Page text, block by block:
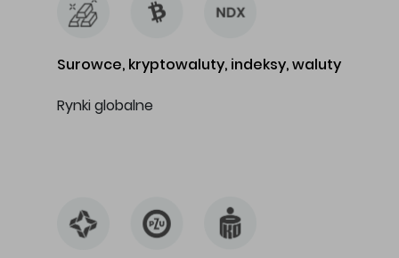
Surowce, kryptowaluty, indeksy, waluty
Rynki globalne